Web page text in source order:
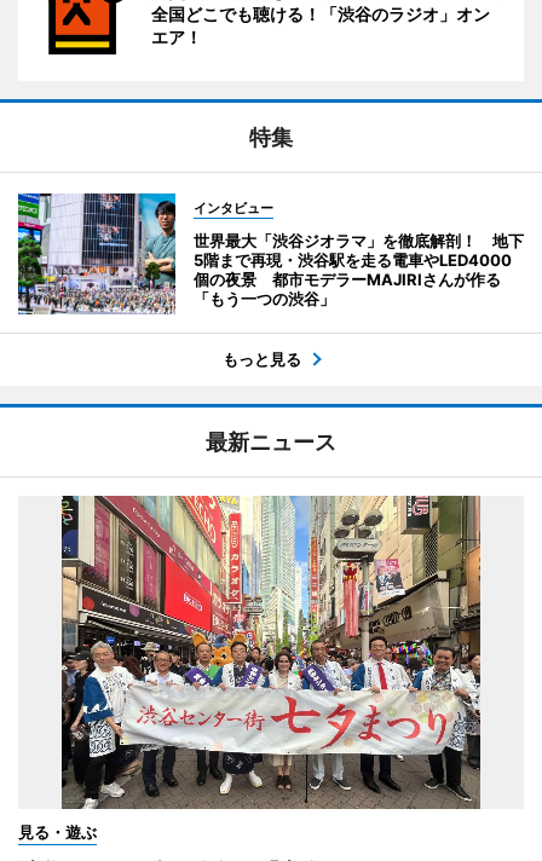
全国どこでも聴ける！「渋谷のラジオ」オン
エア！
特集
インタビュー
世界最大「渋谷ジオラマ」を徹底解剖！ 地下
5階まで再現・渋谷駅を走る電車やLED4000
個の夜景 都市モデラーMAJIRIさんが作る
「もう一つの渋谷」
もっと見る
最新ニュース
見る・遊ぶ